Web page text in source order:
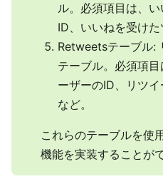
ル。必須項目は、
ID、いいねを受けた
Retweetsテーブル:
テーブル。必須項
ーザーのID、リツ
など。
これらのテーブルを使
機能を実装することが